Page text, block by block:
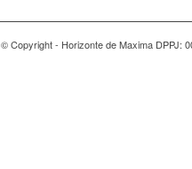
© Copyright - Horizonte de Maxima DPPJ: